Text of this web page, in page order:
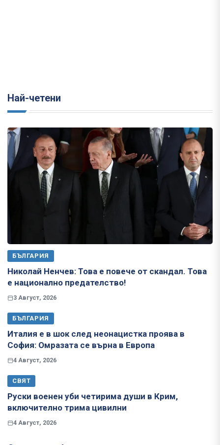
Най-четени
БЪЛГАРИЯ
Николай Ненчев: Това е повече от скандал. Това
е национално предателство!
3 Август, 2026
БЪЛГАРИЯ
Италия е в шок след неонацистка проява в
София: Омразата се върна в Европа
4 Август, 2026
СВЯТ
Руски военен уби четирима души в Крим,
включително трима цивилни
4 Август, 2026